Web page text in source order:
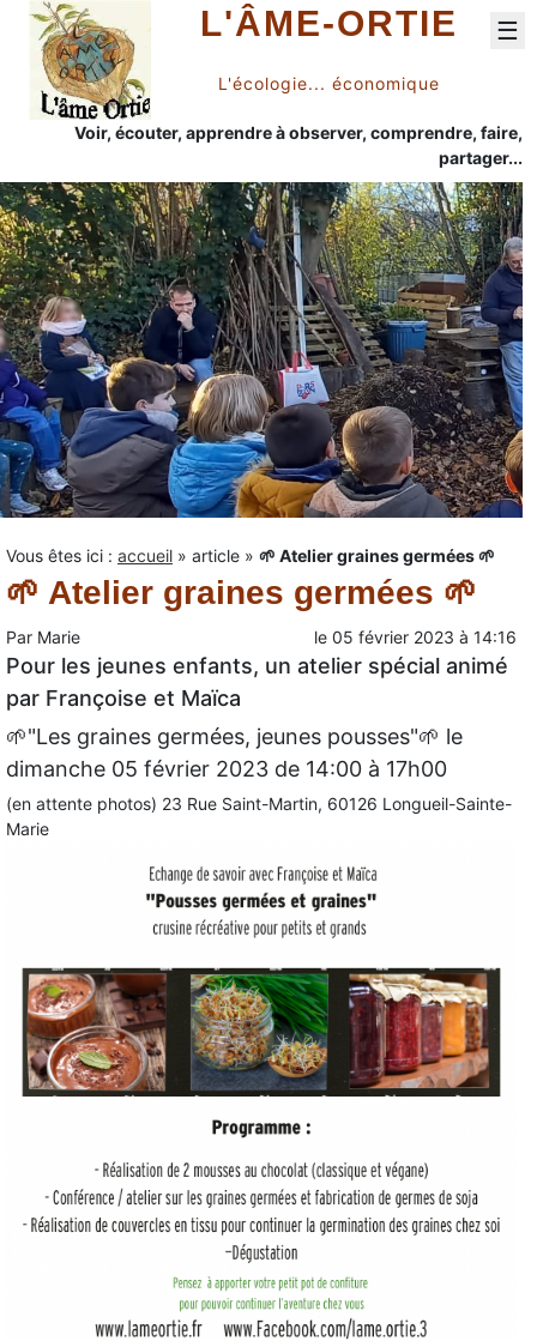
L'ÂME-ORTIE
L'écologie... économique
Voir, écouter, apprendre à observer, comprendre, faire,
partager...
☰
Vous êtes ici : accueil » article » 🌱 Atelier graines germées 🌱
🌱 Atelier graines germées 🌱
Par Marie le 05 février 2023 à 14:16
Pour les jeunes enfants, un atelier spécial animé
par Françoise et Maïca
🌱"Les graines germées, jeunes pousses"🌱 le
dimanche 05 février 2023 de 14:00 à 17h00
(en attente photos) 23 Rue Saint-Martin, 60126 Longueil-Sainte-
Marie